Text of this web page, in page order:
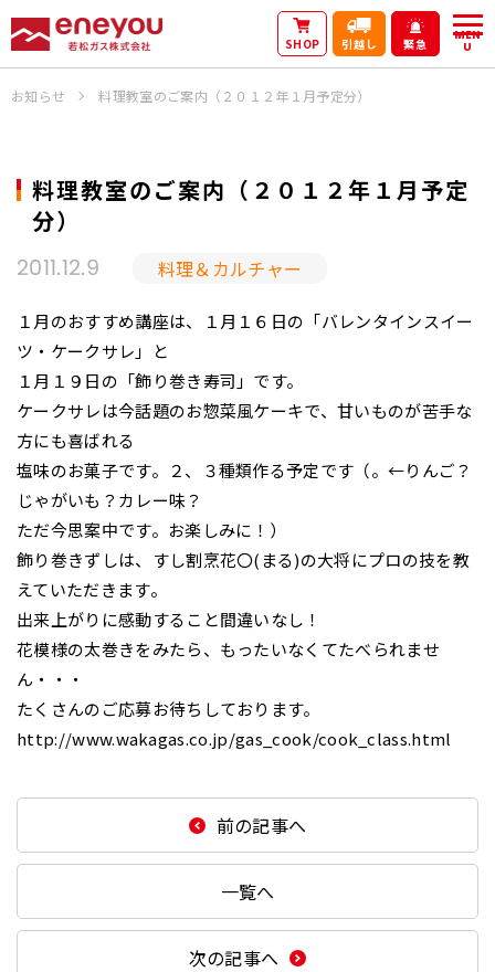
SHOP 引越し 緊急
MEN
U
お知らせ 料理教室のご案内（２０１２年１月予定分）
2011.12.9 料理＆カルチャー
料理教室のご案内（２０１２年１月予定
分）
１月のおすすめ講座は、１月１６日の「バレンタインスイー
ツ・ケークサレ」と
１月１９日の「飾り巻き寿司」です。
ケークサレは今話題のお惣菜風ケーキで、甘いものが苦手な
方にも喜ばれる
塩味のお菓子です。２、３種類作る予定です（。←りんご？
じゃがいも？カレー味？
ただ今思案中です。お楽しみに！）
飾り巻きずしは、すし割烹花〇(まる)の大将にプロの技を教
えていただきます。
出来上がりに感動すること間違いなし！
花模様の太巻きをみたら、もったいなくてたべられませ
ん・・・
たくさんのご応募お待ちしております。
http://www.wakagas.co.jp/gas_cook/cook_class.html
前の記事へ
一覧へ
次の記事へ